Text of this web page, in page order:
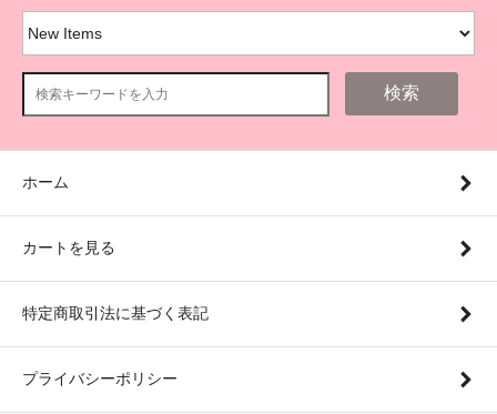
検索
ホーム
カートを見る
特定商取引法に基づく表記
プライバシーポリシー